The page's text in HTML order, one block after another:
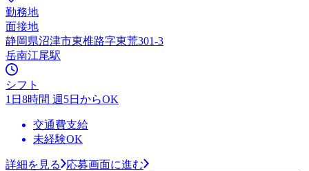
勤務地
面接地
静岡県沼津市東椎路字東荒301-3
岳南江尾駅
シフト
1日8時間 週5日からOK
交通費支給
未経験OK
詳細を見る 応募画面に進む